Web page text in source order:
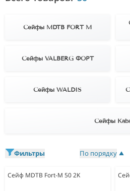
Сейфы MDTB FORT M
Сейфы VALBERG ФОРТ
Сейфы WALDIS
Сейфы
Фильтры По порядку
Сейф MDTB Fort-M 50 2K